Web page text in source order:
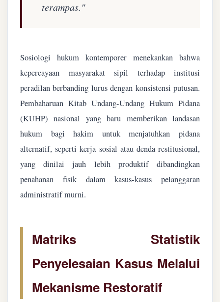
terampas."
Sosiologi hukum kontemporer menekankan bahwa
kepercayaan masyarakat sipil terhadap institusi
peradilan berbanding lurus dengan konsistensi putusan.
Pembaharuan Kitab Undang-Undang Hukum Pidana
(KUHP) nasional yang baru memberikan landasan
hukum bagi hakim untuk menjatuhkan pidana
alternatif, seperti kerja sosial atau denda restitusional,
yang dinilai jauh lebih produktif dibandingkan
penahanan fisik dalam kasus-kasus pelanggaran
administratif murni.
Matriks Statistik
Penyelesaian Kasus Melalui
Mekanisme Restoratif